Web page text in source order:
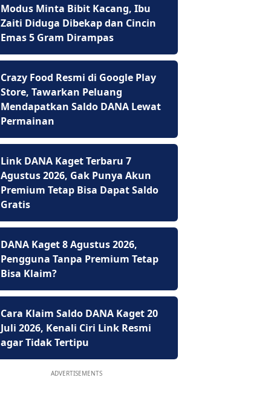
Modus Minta Bibit Kacang, Ibu
Zaiti Diduga Dibekap dan Cincin
Emas 5 Gram Dirampas
Crazy Food Resmi di Google Play
Store, Tawarkan Peluang
Mendapatkan Saldo DANA Lewat
Permainan
Link DANA Kaget Terbaru 7
Agustus 2026, Gak Punya Akun
Premium Tetap Bisa Dapat Saldo
Gratis
DANA Kaget 8 Agustus 2026,
Pengguna Tanpa Premium Tetap
Bisa Klaim?
Cara Klaim Saldo DANA Kaget 20
Juli 2026, Kenali Ciri Link Resmi
agar Tidak Tertipu
ADVERTISEMENTS